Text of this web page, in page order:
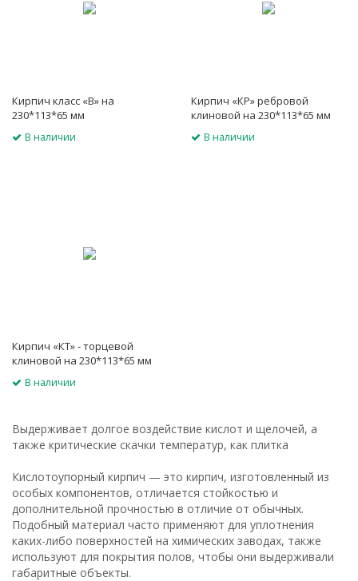
Кирпич класс «В» на
230*113*65 мм
В наличии
Кирпич «КР» ребровой
клиновой на 230*113*65 мм
В наличии
Кирпич «КТ» - торцевой
клиновой на 230*113*65 мм
В наличии
Выдерживает долгое воздействие кислот и щелочей, а
также критические скачки температур, как плитка
Кислотоупорный кирпич — это кирпич, изготовленный из
особых компонентов, отличается стойкостью и
дополнительной прочностью в отличие от обычных.
Подобный материал часто применяют для уплотнения
каких-либо поверхностей на химических заводах, также
используют для покрытия полов, чтобы они выдерживали
габаритные объекты.